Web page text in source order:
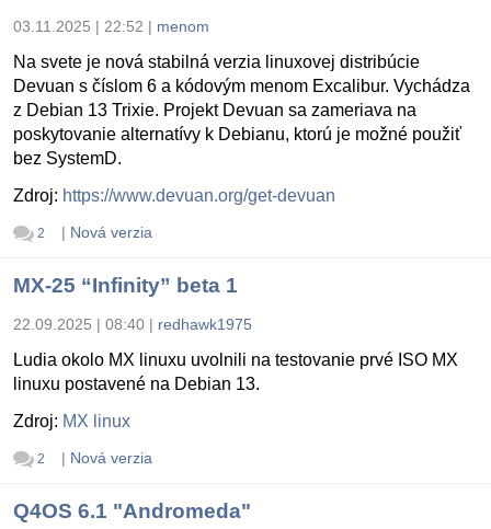
03.11.2025 | 22:52 | menom
Na svete je nová stabilná verzia linuxovej distribúcie
Devuan s číslom 6 a kódovým menom Excalibur. Vychádza
z Debian 13 Trixie. Projekt Devuan sa zameriava na
poskytovanie alternatívy k Debianu, ktorú je možné použiť
bez SystemD.
Zdroj: https://www.devuan.org/get-devuan
2 | Nová verzia
MX-25 “Infinity” beta 1
22.09.2025 | 08:40 | redhawk1975
Ludia okolo MX linuxu uvolnili na testovanie prvé ISO MX
linuxu postavené na Debian 13.
Zdroj: MX linux
2 | Nová verzia
Q4OS 6.1 "Andromeda"